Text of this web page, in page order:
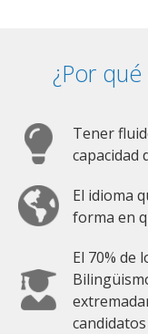
¿Por
Tener
capacidad
El idioma
forma en
El 70% de